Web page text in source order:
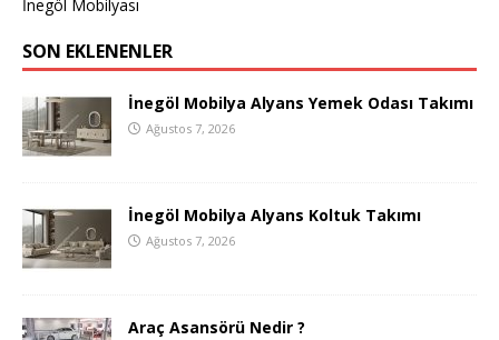
İnegöl Mobilyası
SON EKLENENLER
İnegöl Mobilya Alyans Yemek Odası Takımı
Ağustos 7, 2026
İnegöl Mobilya Alyans Koltuk Takımı
Ağustos 7, 2026
Araç Asansörü Nedir ?